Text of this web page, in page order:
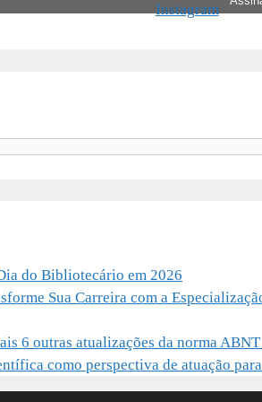
do Bibliotecário em 2026
Sua Carreira com a
6 outras atualizações da norma
como perspectiva de atuação